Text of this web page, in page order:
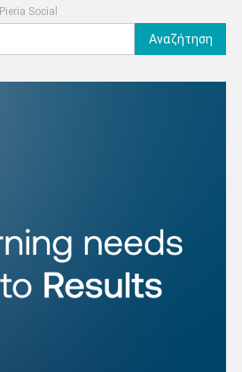
Pieria Social
Αναζήτηση
για: